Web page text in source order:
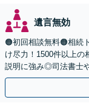
遺言無効
🟠初回相談無料🟠相続
け尽力！1500件以上の
説明に強み◎司法書士
税の申告までワンスト